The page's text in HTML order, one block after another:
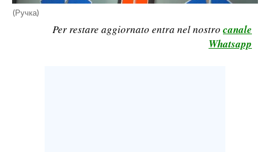
VOLLEY
(Ручка)
Per restare aggiornato entra nel nostro canale
Whatsapp